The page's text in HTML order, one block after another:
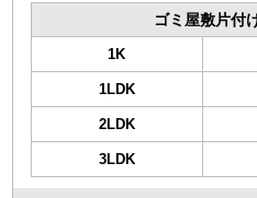
ゴミ屋敷片付
1K
1LDK
2LDK
3LDK